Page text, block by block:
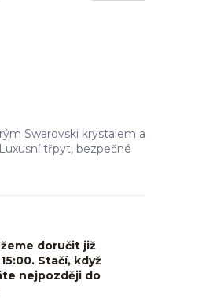
Swarovski krystalem a
třpyt, bezpečné
doručit již
Stačí, když
nejpozději do